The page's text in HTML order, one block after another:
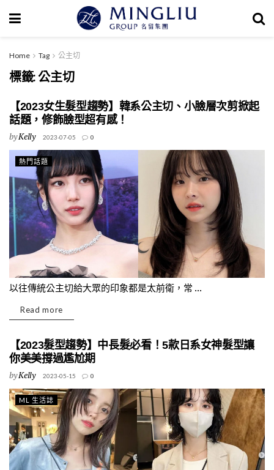
Home Tag 公主切
標籤:公主切
【2023女生髮型趨勢】韓系公主切、小臉層次剪掀起
話題，修飾臉型超有感！
byKelly 2023-07-05 0
熱門話題
以往傳統公主切給大眾的印象都是太前衛，常 ...
Read more
【2023髮型趨勢】中長髮必看！5款日系女神髮型讓
你美美撐過尷尬期
byKelly 2023-05-15 0
ML 生活誌